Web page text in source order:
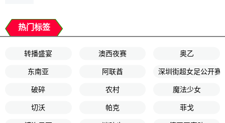
热门标签
转播盛宴 澳西夜赛 奥乙
东南亚 阿联酋 深圳街超女足公开赛
破碎 农村 魔法少女
切沃 帕克 菲戈